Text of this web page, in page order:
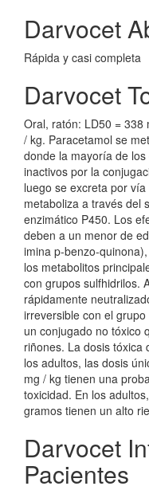
Darvocet
Rápida y casi completa
Darvocet
Oral, ratón: LD50 = 338
/ kg. Paracetamol se
donde la mayoría de
inactivos por la
luego se excreta por
metaboliza a través del
enzimático P450. Los
deben a un menor de
imina p-benzo-
los metabolitos
con grupos sulfhidrilos.
rápidamente
irreversible con el
un conjugado no tóxico
riñones. La dosis tóxica
los adultos, las dosis
mg / kg tienen una
toxicidad. En los
gramos tienen un alto
Darvocet
Pacientes